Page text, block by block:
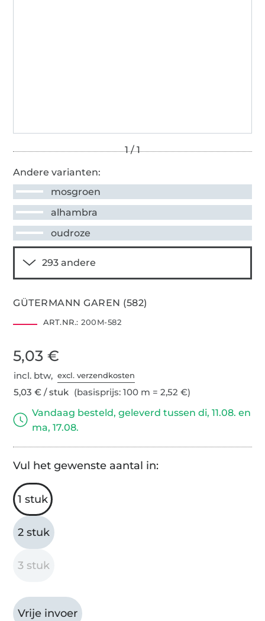
Andere varianten:
mosgroen
alhambra
oudroze
GÜTERMANN GAREN (582)
ART.NR.: 200M-582
5,03 €
incl. btw,excl. verzendkosten
5,03 € / stuk (basisprijs: 100 m = 2,52 €)
Vandaag besteld, geleverd tussen di, 11.08. en
ma, 17.08.
Vul het gewenste aantal in:
1 stuk
2 stuk
3 stuk
Vrije invoer